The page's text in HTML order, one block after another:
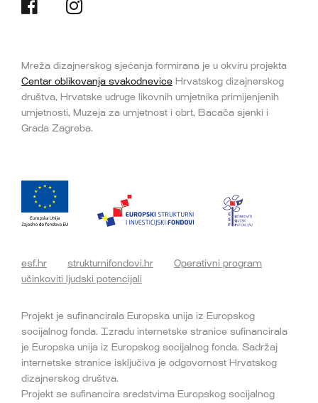
Mreža dizajnerskog sjećanja formirana je u okviru projekta
Centar oblikovanja svakodnevice Hrvatskog dizajnerskog
društva, Hrvatske udruge likovnih umjetnika primijenjenih
umjetnosti, Muzeja za umjetnost i obrt, Bacača sjenki i
Grada Zagreba.
esf.hr strukturnifondovi.hr
Operativni program
učinkoviti ljudski potencijali
Projekt je sufinancirala Europska unija iz Europskog
socijalnog fonda. Izradu internetske stranice sufinancirala
je Europska unija iz Europskog socijalnog fonda. Sadržaj
internetske stranice isključiva je odgovornost Hrvatskog
dizajnerskog društva.
Projekt se sufinancira sredstvima Europskog socijalnog